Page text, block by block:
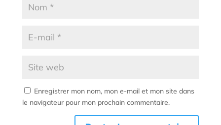
Enregistrer mon nom, mon e-mail et mon site dans
le navigateur pour mon prochain commentaire.